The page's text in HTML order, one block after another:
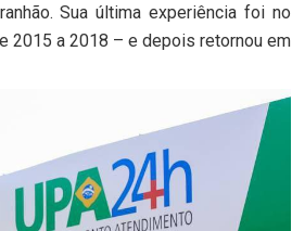
Sua última experiência foi no
2015 a 2018 – e depois retornou em